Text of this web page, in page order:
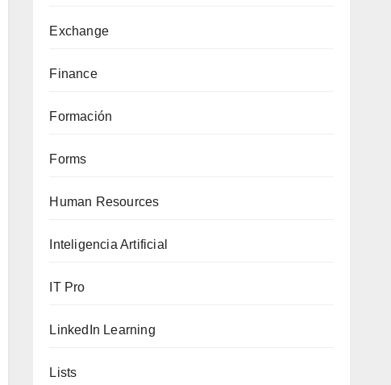
Exchange
Finance
Formación
Forms
Human Resources
Inteligencia Artificial
IT Pro
LinkedIn Learning
Lists